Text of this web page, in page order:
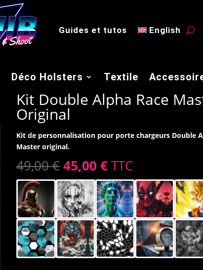
Guides et tutos English
Déco Holsters Textile
Kit Double Alpha Race
Original
Kit de personnalisation pour porte chargeurs Double
Master original.
49,00€Le
prix
initial
était :
49,00 €.
45,00€Le
prix
actuel
est :
45,00 €.
TTC